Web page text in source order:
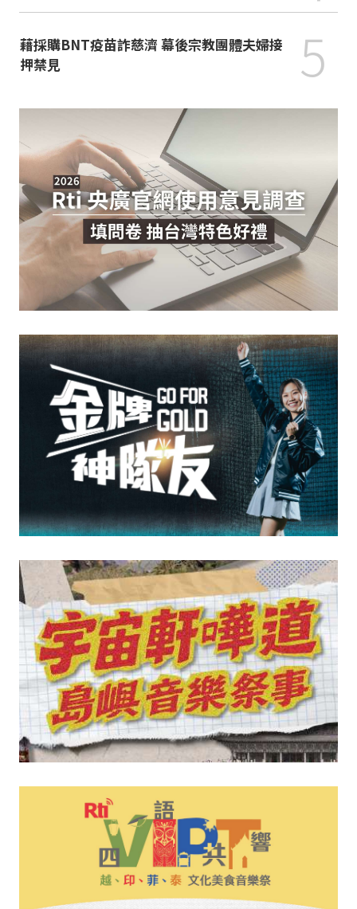
藉採購BNT疫苗詐慈濟 幕後宗教團體夫婦接
押禁見
5